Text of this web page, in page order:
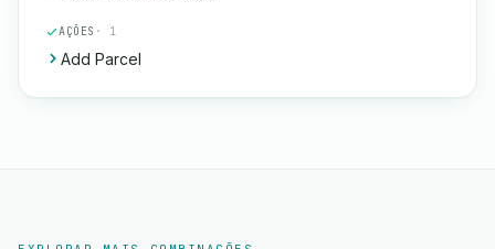
AÇÕES · 1
Add Parcel